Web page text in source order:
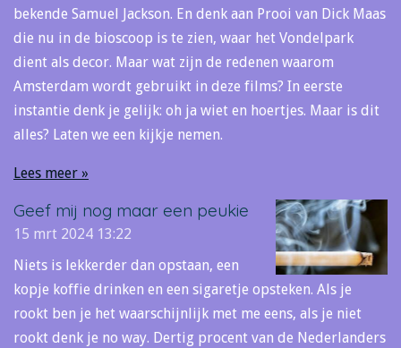
bekende Samuel Jackson. En denk aan Prooi van Dick Maas
die nu in de bioscoop is te zien, waar het Vondelpark
dient als decor. Maar wat zijn de redenen waarom
Amsterdam wordt gebruikt in deze films? In eerste
instantie denk je gelijk: oh ja wiet en hoertjes. Maar is dit
alles? Laten we een kijkje nemen.
Lees meer »
Geef mij nog maar een peukie
15 mrt 2024 13:22
Niets is lekkerder dan opstaan, een
kopje koffie drinken en een sigaretje opsteken. Als je
rookt ben je het waarschijnlijk met me eens, als je niet
rookt denk je no way. Dertig procent van de Nederlanders